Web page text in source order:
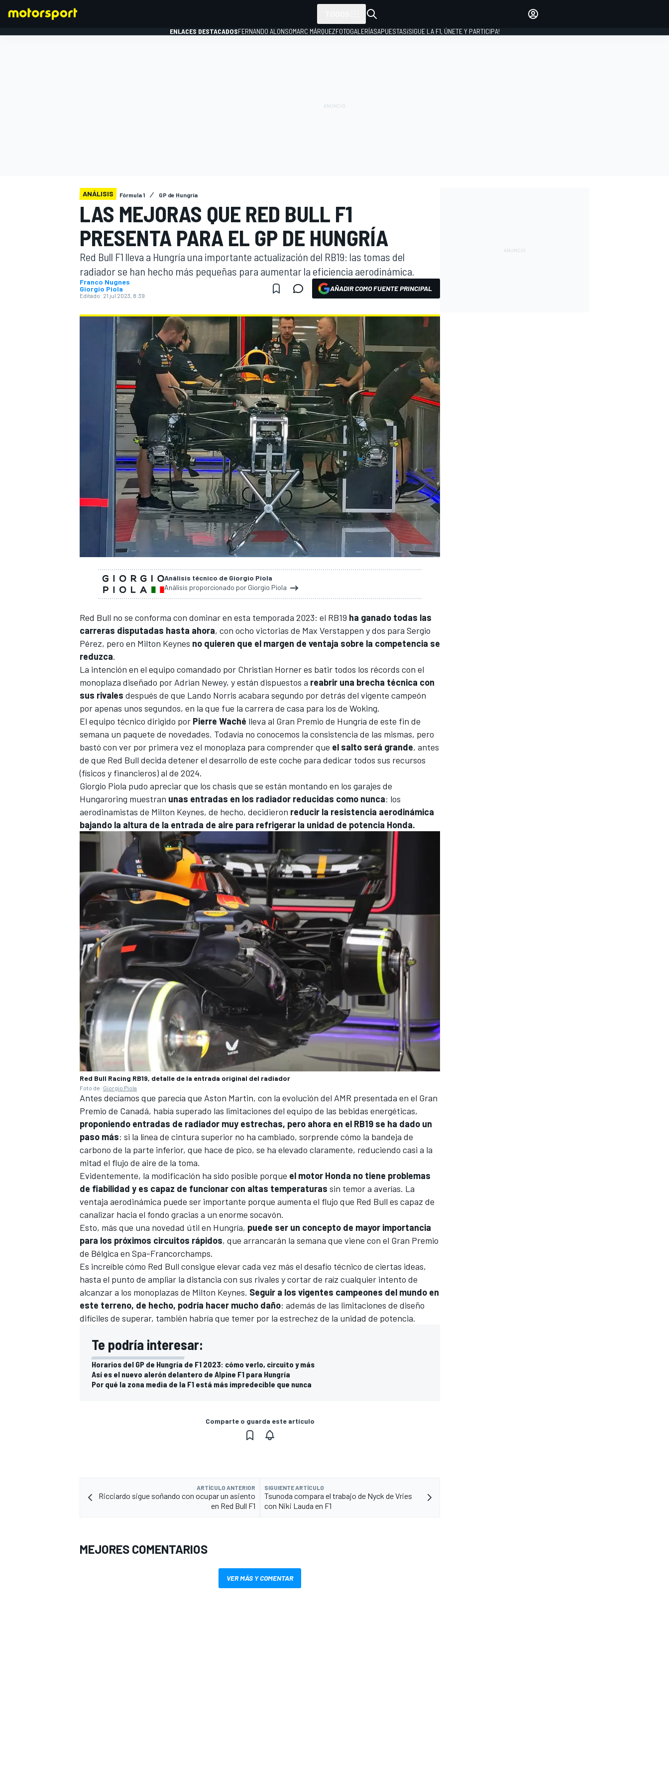
FÓRMULA E
MÁS CATEGORÍAS
ENLACES DESTACADOSFERNANDO ALONSOMARC MÁRQUEZFOTOGALERÍASAPUESTAS¡SIGUE LA F1, ÚNETE Y PARTICIPA!
ANÁLISIS Fórmula 1 GP de Hungría
LAS MEJORAS QUE RED BULL F1
PRESENTA PARA EL GP DE HUNGRÍA
Red Bull F1 lleva a Hungría una importante actualización del RB19: las tomas del
radiador se han hecho más pequeñas para aumentar la eficiencia aerodinámica.
Franco Nugnes
Giorgio Piola
Editado: 21 jul 2023, 8:39
AÑADIR COMO FUENTE PRINCIPAL
Análisis técnico de Giorgio Piola
Análisis proporcionado por Giorgio Piola
Red Bull no se conforma con dominar en esta temporada 2023: el RB19 ha ganado todas las
carreras disputadas hasta ahora, con ocho victorias de Max Verstappen y dos para Sergio
Pérez, pero en Milton Keynes no quieren que el margen de ventaja sobre la competencia se
reduzca.
La intención en el equipo comandado por Christian Horner es batir todos los récords con el
monoplaza diseñado por Adrian Newey, y están dispuestos a reabrir una brecha técnica con
sus rivales después de que Lando Norris acabara segundo por detrás del vigente campeón
por apenas unos segundos, en la que fue la carrera de casa para los de Woking.
El equipo técnico dirigido por Pierre Waché lleva al Gran Premio de Hungría de este fin de
semana un paquete de novedades. Todavía no conocemos la consistencia de las mismas, pero
bastó con ver por primera vez el monoplaza para comprender que el salto será grande, antes
de que Red Bull decida detener el desarrollo de este coche para dedicar todos sus recursos
(físicos y financieros) al de 2024.
Giorgio Piola pudo apreciar que los chasis que se están montando en los garajes de
Hungaroring muestran unas entradas en los radiador reducidas como nunca: los
aerodinamistas de Milton Keynes, de hecho, decidieron reducir la resistencia aerodinámica
bajando la altura de la entrada de aire para refrigerar la unidad de potencia Honda.
Red Bull Racing RB19, detalle de la entrada original del radiador
Foto de: Giorgio Piola
Antes decíamos que parecía que Aston Martin, con la evolución del AMR presentada en el Gran
Premio de Canadá, había superado las limitaciones del equipo de las bebidas energéticas,
proponiendo entradas de radiador muy estrechas, pero ahora en el RB19 se ha dado un
paso más: si la línea de cintura superior no ha cambiado, sorprende cómo la bandeja de
carbono de la parte inferior, que hace de pico, se ha elevado claramente, reduciendo casi a la
mitad el flujo de aire de la toma.
Evidentemente, la modificación ha sido posible porque el motor Honda no tiene problemas
de fiabilidad y es capaz de funcionar con altas temperaturas sin temor a averías. La
ventaja aerodinámica puede ser importante porque aumenta el flujo que Red Bull es capaz de
canalizar hacia el fondo gracias a un enorme socavón.
Esto, más que una novedad útil en Hungría, puede ser un concepto de mayor importancia
para los próximos circuitos rápidos, que arrancarán la semana que viene con el Gran Premio
de Bélgica en Spa-Francorchamps.
Es increíble cómo Red Bull consigue elevar cada vez más el desafío técnico de ciertas ideas,
hasta el punto de ampliar la distancia con sus rivales y cortar de raíz cualquier intento de
alcanzar a los monoplazas de Milton Keynes. Seguir a los vigentes campeones del mundo en
este terreno, de hecho, podría hacer mucho daño: además de las limitaciones de diseño
difíciles de superar, también habría que temer por la estrechez de la unidad de potencia.
Te podría interesar:
Horarios del GP de Hungría de F1 2023: cómo verlo, circuito y más
Así es el nuevo alerón delantero de Alpine F1 para Hungría
Por qué la zona media de la F1 está más impredecible que nunca
Comparte o guarda este artículo
ARTÍCULO ANTERIOR
Ricciardo sigue soñando con ocupar un asiento
en Red Bull F1
SIGUIENTE ARTÍCULO
Tsunoda compara el trabajo de Nyck de Vries
con Niki Lauda en F1
MEJORES COMENTARIOS
VER MÁS Y COMENTAR